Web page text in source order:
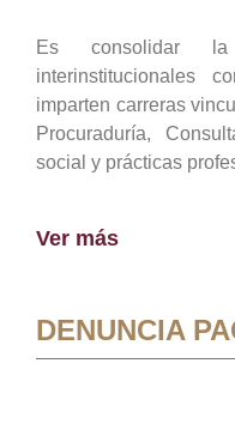
Es consolidar
interinstitucionales
imparten carreras
Procuraduría,
social y prácticas
Ver más
DENUNCIA